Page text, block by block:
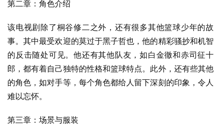
第二章：角色介绍
该电视剧除了桐谷修二之外，还有很多其他篮球少年的故
事。其中最受欢迎的莫过于黑子哲也，他的精彩骚抄和机智
的反击随处可见。他还有其他队友，如白金徹和赤司征十
郎，都有着自己独特的性格和篮球特点。此外，还有些其他
的角色，如对手等，每个角色都给人留下深刻的印象，令人
难以忘怀。
第三章：场景与服装